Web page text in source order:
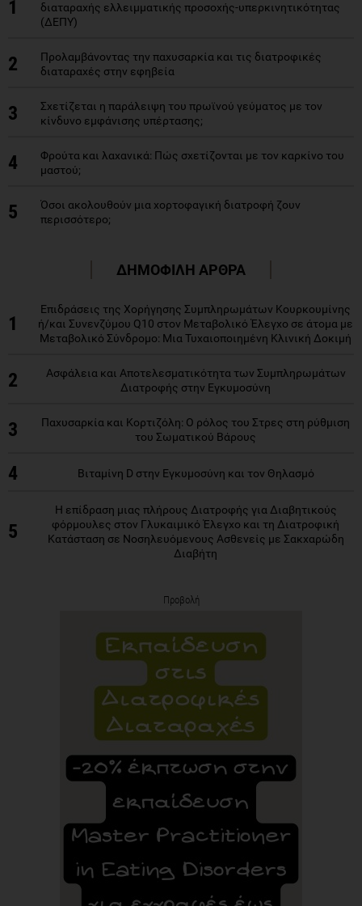
1
διαταραχής ελλειμματικής προσοχής-υπερκινητικότητας
(ΔΕΠΥ)
2
Προλαμβάνοντας την παχυσαρκία και τις διατροφικές
διαταραχές στην εφηβεία
3
Σχετίζεται η παράλειψη του πρωϊνού γεύματος με τον
κίνδυνο εμφάνισης υπέρτασης;
4
Φρούτα και λαχανικά: Πώς σχετίζονται με τον καρκίνο του
μαστού;
5
Όσοι ακολουθούν μια χορτοφαγική διατροφή ζουν
περισσότερο;
ΔΗΜΟΦΙΛΗ ΑΡΘΡΑ
1
Επιδράσεις της Χορήγησης Συμπληρωμάτων Κουρκουμίνης
ή/και Συνενζύμου Q10 στον Μεταβολικό Έλεγχο σε άτομα με
Μεταβολικό Σύνδρομο: Μια Τυχαιοποιημένη Κλινική Δοκιμή
2
Ασφάλεια και Αποτελεσματικότητα των Συμπληρωμάτων
Διατροφής στην Εγκυμοσύνη
3
Παχυσαρκία και Κορτιζόλη: Ο ρόλος του Στρες στη ρύθμιση
του Σωματικού Βάρους
4 Βιταμίνη D στην Εγκυμοσύνη και τον Θηλασμό
5
Η επίδραση μιας πλήρους Διατροφής για Διαβητικούς
φόρμουλες στον Γλυκαιμικό Έλεγχο και τη Διατροφική
Κατάσταση σε Νοσηλευόμενους Ασθενείς με Σακχαρώδη
Διαβήτη
Προβολή